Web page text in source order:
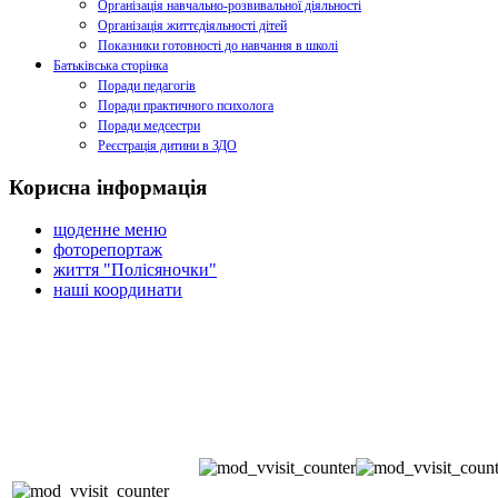
Організація навчально-розвивальної діяльності
Організація життєдіяльності дітей
Показники готовності до навчання в школі
Батьківська сторінка
Поради педагогів
Поради практичного психолога
Поради медсестри
Реєстрація дитини в ЗДО
Корисна інформація
щоденне меню
фоторепортаж
життя "Полісяночки"
наші координати